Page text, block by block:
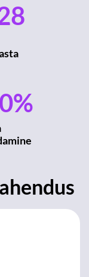
%